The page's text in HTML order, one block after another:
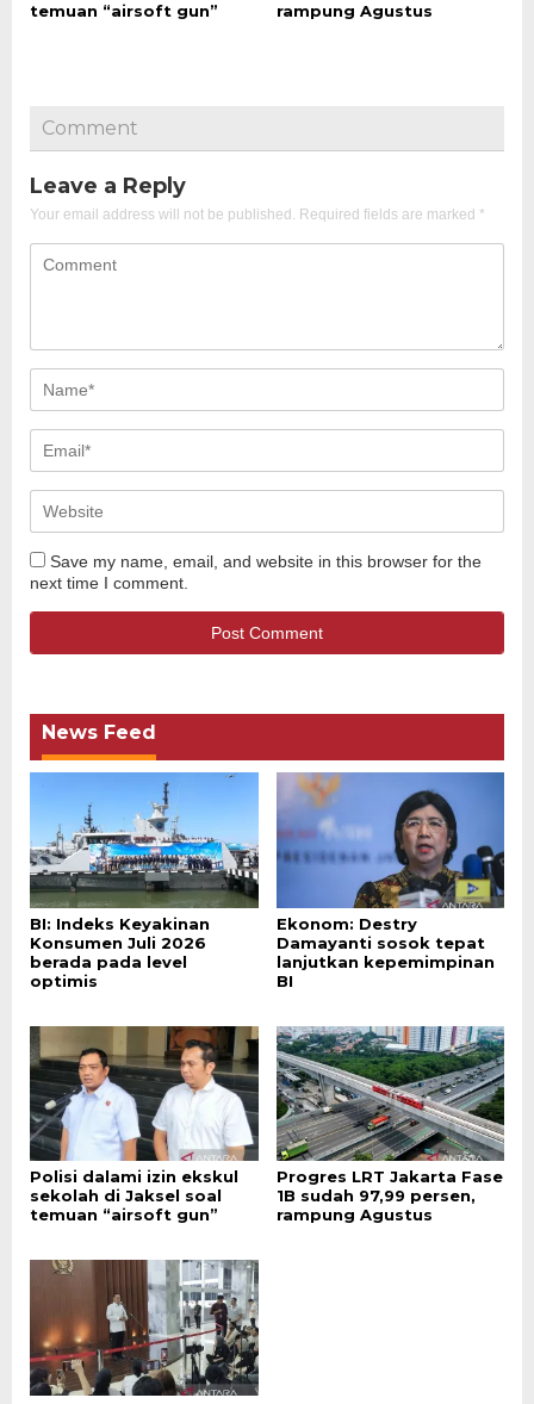
temuan “airsoft gun”
rampung Agustus
Comment
Leave a Reply
Your email address will not be published. Required fields are marked *
Save my name, email, and website in this browser for the
next time I comment.
News Feed
BI: Indeks Keyakinan
Konsumen Juli 2026
berada pada level
optimis
Ekonom: Destry
Damayanti sosok tepat
lanjutkan kepemimpinan
BI
Polisi dalami izin ekskul
sekolah di Jaksel soal
temuan “airsoft gun”
Progres LRT Jakarta Fase
1B sudah 97,99 persen,
rampung Agustus